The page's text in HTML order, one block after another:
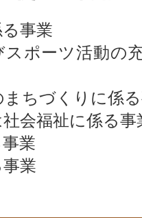
事業
スポーツ活動の
ちづくりに係
会福祉に係る事
業
業